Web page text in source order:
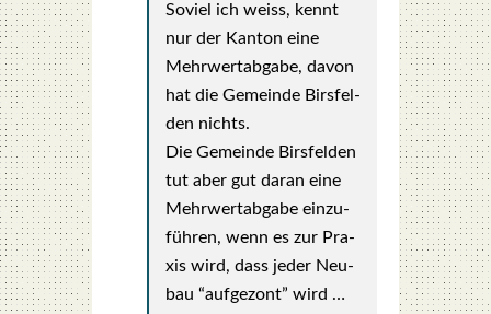
Soviel ich weiss, kennt
nur der Kan­ton eine
Mehr­wert­ab­ga­be, davon
hat die Gemein­de Birs­fel­
den nichts.
Die Gemein­de Birs­fel­den
tut aber gut dar­an eine
Mehr­wert­ab­ga­be ein­zu­
füh­ren, wenn es zur Pra­
xis wird, dass jeder Neu­
bau “auf­ge­zont” wird …